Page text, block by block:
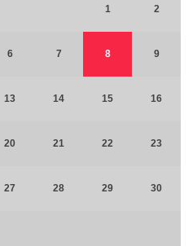
1 2
6 7 8 9
13 14 15 16
20 21 22 23
27 28 29 30